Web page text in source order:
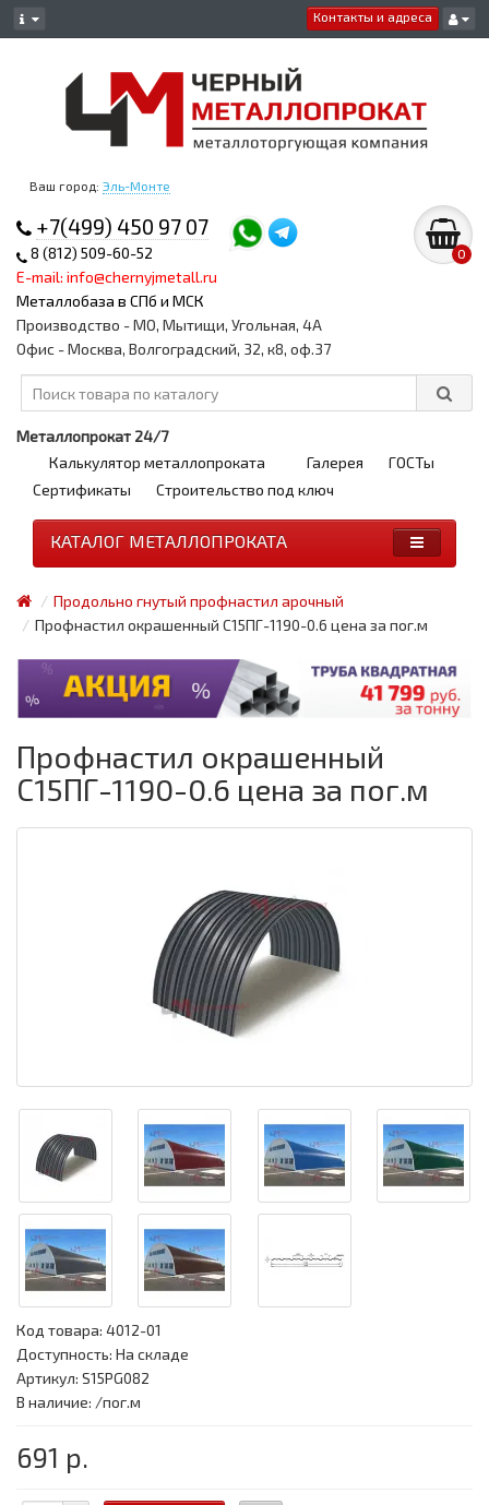
Контакты и адреса
Ваш город: Эль-Монте
+7(499) 450 97 07
8 (812) 509-60-52
E-mail: info@chernyjmetall.ru
Металлобаза в СПб и МСК
0
Производство - МО, Мытищи, Угольная, 4А
Офис - Москва, Волгоградский, 32, к8, оф.37
Металлопрокат 24/7
Калькулятор металлопроката
Галерея
ГОСТы
Сертификаты
Строительство под ключ
КАТАЛОГ МЕТАЛЛОПРОКАТА
Продольно гнутый профнастил арочный
Профнастил окрашенный С15ПГ-1190-0.6 цена за пог.м
Профнастил окрашенный
С15ПГ-1190-0.6 цена за пог.м
Код товара: 4012-01
Доступность: На складе
Артикул: S15PG082
В наличие: /пог.м
691 р.